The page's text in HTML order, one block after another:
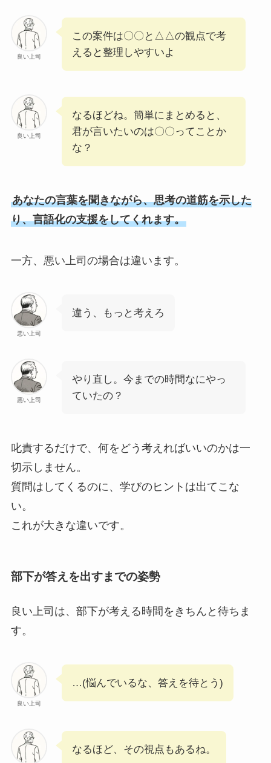
良い上司
この案件は〇〇と△△の観点で考
えると整理しやすいよ
良い上司
なるほどね。簡単にまとめると、
君が言いたいのは〇〇ってことか
な？
あなたの言葉を聞きながら、思考の道筋を示した
り、言語化の支援をしてくれます。
一方、悪い上司の場合は違います。
悪い上司
違う、もっと考えろ
悪い上司
やり直し。今までの時間なにやっ
ていたの？
叱責するだけで、何をどう考えればいいのかは一
切示しません。
質問はしてくるのに、学びのヒントは出てこな
い。
これが大きな違いです。
部下が答えを出すまでの姿勢
良い上司は、部下が考える時間をきちんと待ちま
す。
良い上司
…(悩んでいるな、答えを待とう)
なるほど、その視点もあるね。